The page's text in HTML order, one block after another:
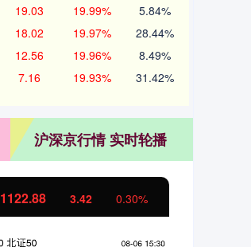
19.03 19.99% 5.84%
18.02 19.97% 28.44%
12.56 19.96% 8.49%
7.16 19.93% 31.42%
沪深京行情 实时轮播
1122.88 3.42 0.30%